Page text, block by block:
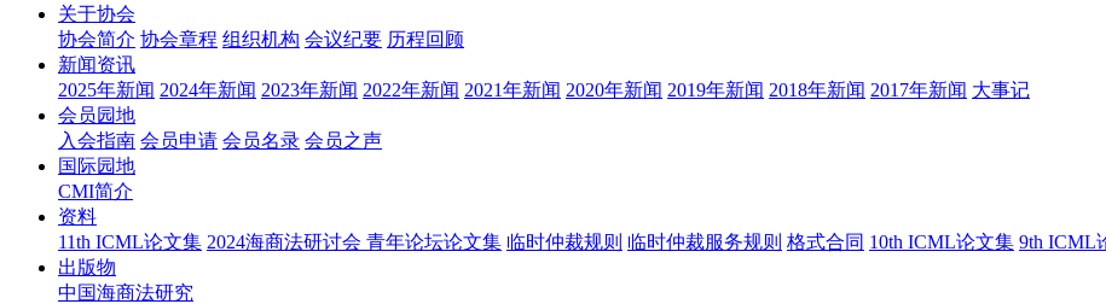
关于协会
协会简介 协会章程 组织机构 会议纪要 历程回顾
新闻资讯
2025年新闻 2024年新闻 2023年新闻 2022年新闻 2021年新闻 2020年新闻 2019年新闻 2018年新闻 2017年新闻 大事记
会员园地
入会指南 会员申请 会员名录 会员之声
国际园地
CMI简介
资料
11th ICML论文集 2024海商法研讨会 青年论坛论文集 临时仲裁规则 临时仲裁服务规则 格式合同 10th ICML论文集 9th ICML
出版物
中国海商法研究